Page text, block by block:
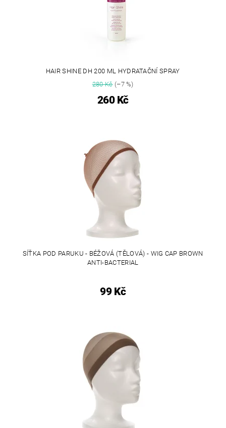
HAIR SHINE DH 200 ML HYDRATAČNÍ SPRAY
280 Kč(–7 %)
260 Kč
SÍŤKA POD PARUKU - BÉŽOVÁ (TĚLOVÁ) - WIG CAP BROWN
ANTI-BACTERIAL
99 Kč